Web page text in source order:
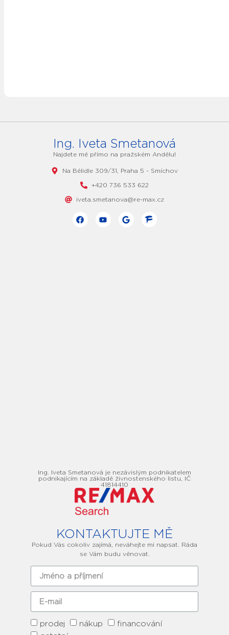
Ing. Iveta Smetanová
Najdete mě přímo na pražském Andělu!
Na Bělidle 309/31, Praha 5 - Smíchov
+420 736 533 622
iveta.smetanova@re-max.cz
Ing. Iveta Smetanová je nezávislým podnikatelem
podnikajícím na základě živnostenského listu, IČ
41814410
KONTAKTUJTE MĚ
Pokud Vás cokoliv zajímá, neváhejte mi napsat. Ráda
se Vám budu věnovat.
prodej nákup
financování